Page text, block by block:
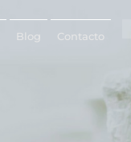
Blog Contacto